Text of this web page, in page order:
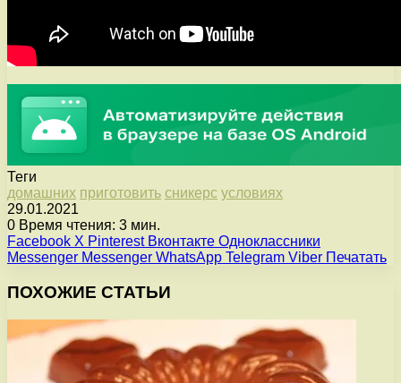
Теги
домашних приготовить сникерс условиях
29.01.2021
0 Время чтения: 3 мин.
Facebook X Pinterest Вконтакте Одноклассники
Messenger Messenger WhatsApp Telegram Viber Печатать
ПОХОЖИЕ СТАТЬИ